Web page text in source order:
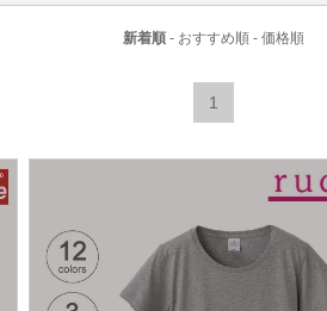
新着順 - おすすめ順 - 価格順
1